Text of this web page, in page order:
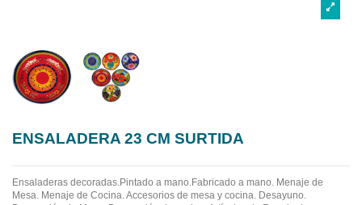
ENSALADERA 23 CM SURTIDA
Ensaladeras decoradas.Pintado a mano.Fabricado a mano. Menaje de
Mesa. Menaje de Cocina. Accesorios de mesa y cocina. Desayuno.